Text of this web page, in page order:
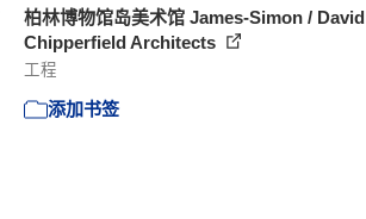
柏林博物馆岛美术馆 James-Simon / David
Chipperfield Architects
工程
添加书签